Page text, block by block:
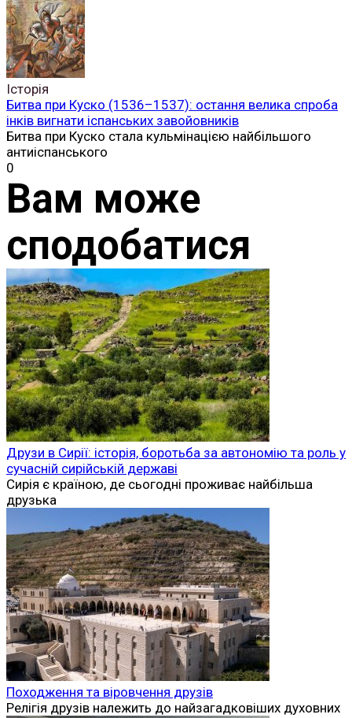
Історія
Битва при Куско (1536–1537): остання велика спроба
інків вигнати іспанських завойовників
Битва при Куско стала кульмінацією найбільшого
антиіспанського
0
Вам може
сподобатися
Друзи в Сирії: історія, боротьба за автономію та роль у
сучасній сирійській державі
Сирія є країною, де сьогодні проживає найбільша
друзька
Походження та віровчення друзів
Релігія друзів належить до найзагадковіших духовних